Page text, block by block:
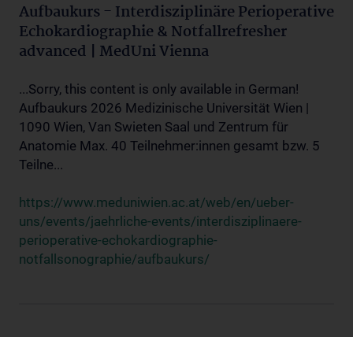
Aufbaukurs - Interdisziplinäre Perioperative
Echokardiographie & Notfallrefresher
advanced | MedUni Vienna
...Sorry, this content is only available in German!
Aufbaukurs 2026 Medizinische Universität Wien |
1090 Wien, Van Swieten Saal und Zentrum für
Anatomie Max. 40 Teilnehmer:innen gesamt bzw. 5
Teilne...
https://www.meduniwien.ac.at/web/en/ueber-
uns/events/jaehrliche-events/interdisziplinaere-
perioperative-echokardiographie-
notfallsonographie/aufbaukurs/